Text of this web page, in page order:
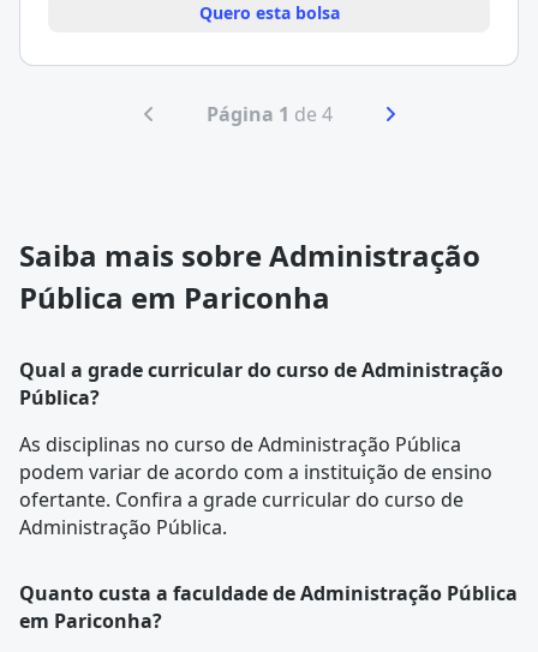
Quero esta bolsa
Página 1 de 4
Saiba mais sobre Administração
Pública em Pariconha
Qual a grade curricular do curso de Administração
Pública?
As disciplinas no curso de Administração Pública
podem variar de acordo com a instituição de ensino
ofertante. Confira a grade curriculardo curso de
Administração Pública.
Quanto custa a faculdade de Administração Pública
em Pariconha?